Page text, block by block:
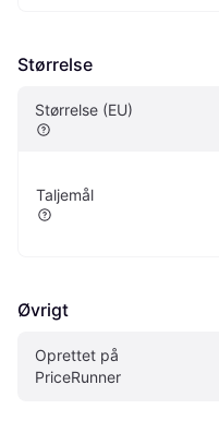
Størrelse
Størrelse (EU)
Taljemål
Øvrigt
Oprettet på
PriceRunner